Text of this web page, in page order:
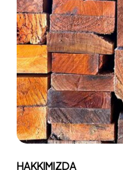
HAKKIMIZDA